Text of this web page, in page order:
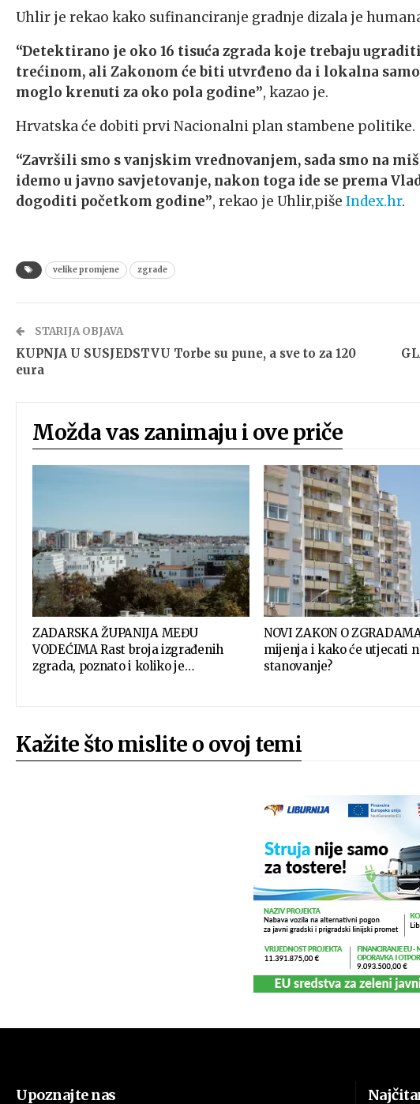
Uhlir je rekao kako sufinanciranje gradnje dizala je
“Detektirano je oko 16 tisuća zgrada koje trebaju
trećinom, ali Zakonom će biti utvrđeno da i lokalna
moglo krenuti za oko pola godine”, kazao je.
Hrvatska će dobiti prvi Nacionalni plan stambene politike.
“Završili smo s vanjskim vrednovanjem, sada smo na
idemo u javno savjetovanje, nakon toga ide se prema
dogoditi početkom godine”, rekao je Uhlir,piše Index.hr.
velike promjene zgrade
STARIJA OBJAVA
KUPNJA U SUSJEDSTVU Torbe su pune, a sve to za 120
eura
Možda vas zanimaju i ove priče
ZADARSKA ŽUPANIJA MEĐU
VODEĆIMA Rast broja izgrađenih
zgrada, poznato i koliko je…
NOVI ZAKON O
mijenja i kako će utjecati
stanovanje?
Kažite što mislite o ovoj temi
Upoznajte nas